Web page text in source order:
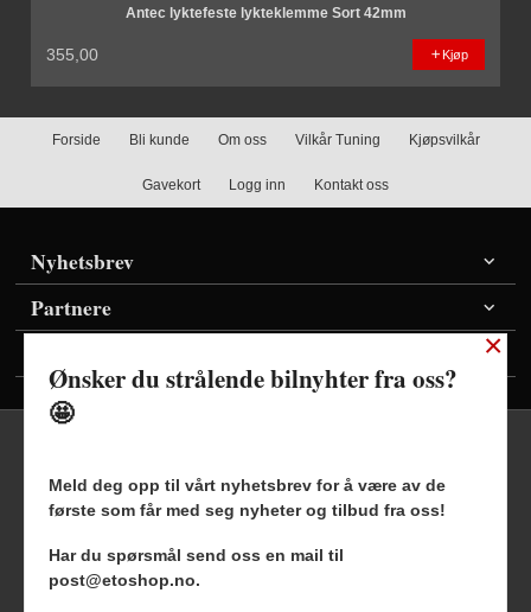
Antec lyktefeste lykteklemme Sort 42mm
355,00 Kjøp
Forside Bli kunde Om oss Vilkår Tuning Kjøpsvilkår
Gavekort Logg inn Kontakt oss
Nyhetsbrev
Partnere
Frakt Kjøpsbetingelser Sikkerhet og personvern
Nyhetsbrev Blogg
×
Ønsker du strålende bilnyhter fra oss?
🤩
Meld deg opp til vårt nyhetsbrev for å være av de
første som får med seg nyheter og tilbud fra oss!
Har du spørsmål send oss en mail til
post@etoshop.no.